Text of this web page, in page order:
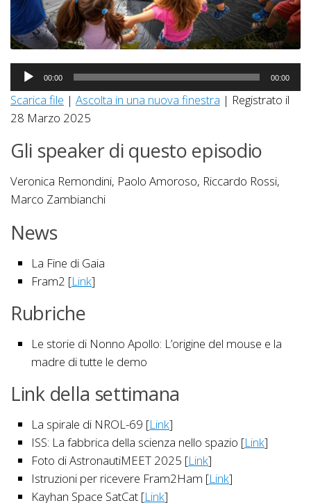
Audio
Player
00:00 00:00
Scarica file | Ascolta in una nuova finestra | Registrato il
28 Marzo 2025
Gli speaker di questo episodio
Veronica Remondini, Paolo Amoroso, Riccardo Rossi,
Marco Zambianchi
News
La Fine di Gaia
Fram2 [Link]
Rubriche
Le storie di Nonno Apollo: L’origine del mouse e la
madre di tutte le demo
Link della settimana
La spirale di NROL-69 [Link]
ISS: La fabbrica della scienza nello spazio [Link]
Foto di AstronautiMEET 2025 [Link]
Istruzioni per ricevere Fram2Ham [Link]
Kayhan Space SatCat [Link]